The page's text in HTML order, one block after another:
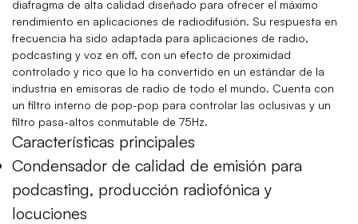
diafragma de alta calidad diseñado para ofrecer el máximo
rendimiento en aplicaciones de radiodifusión. Su respuesta en
frecuencia ha sido adaptada para aplicaciones de radio,
podcasting y voz en off, con un efecto de proximidad
controlado y rico que lo ha convertido en un estándar de la
industria en emisoras de radio de todo el mundo. Cuenta con
un filtro interno de pop-pop para controlar las oclusivas y un
filtro pasa-altos conmutable de 75Hz.
Características principales
Condensador de calidad de emisión para
podcasting, producción radiofónica y
locuciones